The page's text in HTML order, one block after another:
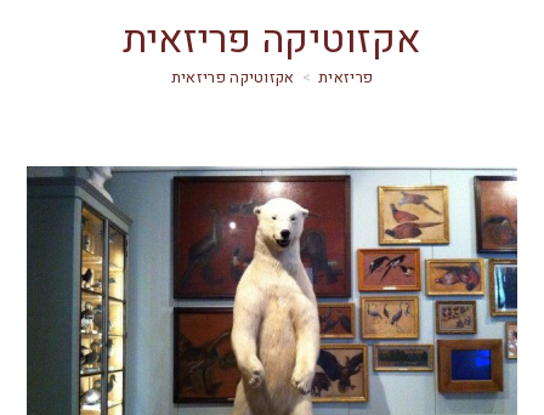
אקזוטיקה פריזאית
> אקזוטיקה פריזאית